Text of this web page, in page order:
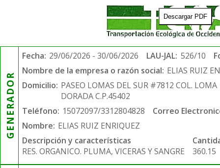
Descargar PDF
GENERADOR
Fecha: 29/06/2026 - 30/06/2026 LAU-JAL: 526/10
Nombre de la empresa o razón social: ELIAS RUIZ
Domicilio: PASEO LOMAS DEL SUR #7812 COL. LOMA
DORADA C.P.45402
Teléfono: 15072097/3312804828
Correo
Nombre: ELIAS RUIZ ENRIQUEZ
Descripción y características
RES. ORGANICO. PLUMA, VICERAS Y SANGRE
360.15